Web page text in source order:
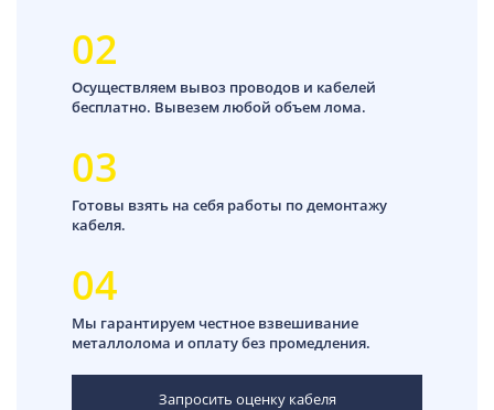
02
Осуществляем вывоз проводов и кабелей
бесплатно. Вывезем любой объем лома.
03
Готовы взять на себя работы по демонтажу
кабеля.
04
Мы гарантируем честное взвешивание
металлолома и оплату без промедления.
Запросить оценку кабеля